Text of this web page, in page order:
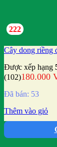
222
Cây dong riềng
Được xếp hạng
(102)180.000
Đã bán: 53
Thêm vào giỏ